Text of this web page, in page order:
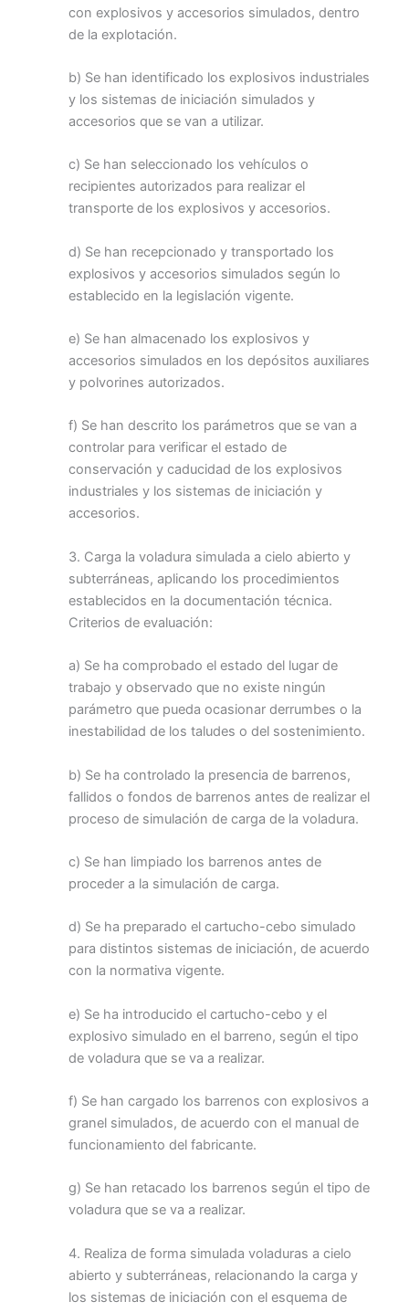
con explosivos y accesorios simulados, dentro
de la explotación.
b) Se han identificado los explosivos industriales
y los sistemas de iniciación simulados y
accesorios que se van a utilizar.
c) Se han seleccionado los vehículos o
recipientes autorizados para realizar el
transporte de los explosivos y accesorios.
d) Se han recepcionado y transportado los
explosivos y accesorios simulados según lo
establecido en la legislación vigente.
e) Se han almacenado los explosivos y
accesorios simulados en los depósitos auxiliares
y polvorines autorizados.
f) Se han descrito los parámetros que se van a
controlar para verificar el estado de
conservación y caducidad de los explosivos
industriales y los sistemas de iniciación y
accesorios.
3. Carga la voladura simulada a cielo abierto y
subterráneas, aplicando los procedimientos
establecidos en la documentación técnica.
Criterios de evaluación:
a) Se ha comprobado el estado del lugar de
trabajo y observado que no existe ningún
parámetro que pueda ocasionar derrumbes o la
inestabilidad de los taludes o del sostenimiento.
b) Se ha controlado la presencia de barrenos,
fallidos o fondos de barrenos antes de realizar el
proceso de simulación de carga de la voladura.
c) Se han limpiado los barrenos antes de
proceder a la simulación de carga.
d) Se ha preparado el cartucho-cebo simulado
para distintos sistemas de iniciación, de acuerdo
con la normativa vigente.
e) Se ha introducido el cartucho-cebo y el
explosivo simulado en el barreno, según el tipo
de voladura que se va a realizar.
f) Se han cargado los barrenos con explosivos a
granel simulados, de acuerdo con el manual de
funcionamiento del fabricante.
g) Se han retacado los barrenos según el tipo de
voladura que se va a realizar.
4. Realiza de forma simulada voladuras a cielo
abierto y subterráneas, relacionando la carga y
los sistemas de iniciación con el esquema de